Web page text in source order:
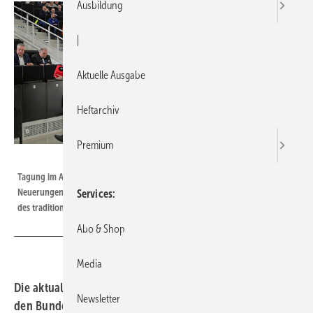
Tagung im Audimax der Burgsteinfurter Fachhochschule: Wichtige
Neuerungen der Trinkwasserverordnung 2023 gehörten zu den Themen
des traditionellen Sanitärsymposiums.
Die aktualisierte TrinkwV hat letzte Ergänzungen durch
den Bundesrat erfahren und tritt in Kraft. Dr. Georg-
Ausbildung
Aktuelle Ausgabe
Heftarchiv
Premium
Services
Abo & Shop
Media
Newsletter